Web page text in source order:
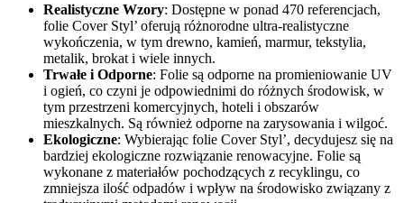
Realistyczne Wzory: Dostępne w ponad 470 referencjach,
folie Cover Styl’ oferują różnorodne ultra-realistyczne
wykończenia, w tym drewno, kamień, marmur, tekstylia,
metalik, brokat i wiele innych.
Trwałe i Odporne: Folie są odporne na promieniowanie UV
i ogień, co czyni je odpowiednimi do różnych środowisk, w
tym przestrzeni komercyjnych, hoteli i obszarów
mieszkalnych. Są również odporne na zarysowania i wilgoć.
Ekologiczne: Wybierając folie Cover Styl’, decydujesz się na
bardziej ekologiczne rozwiązanie renowacyjne. Folie są
wykonane z materiałów pochodzących z recyklingu, co
zmniejsza ilość odpadów i wpływ na środowisko związany z